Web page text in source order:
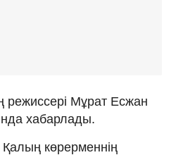
режиссері Мұрат Есжан
хабарлады.
көрерменнің